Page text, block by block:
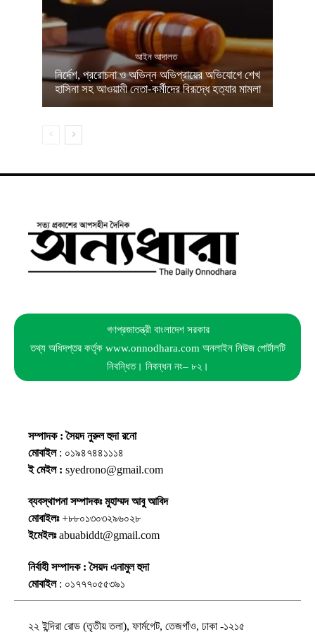
আইন আদালত
নির্দেশ, প্ররোচনা ও অভিন্ন অভিপ্রায়ের অভিযোগে শেখ
হাসিনা সহ আওয়ামী নেতা-কর্মীদের বিরূদ্ধে হত্যার মামলা
গণপ্রজাতন্ত্রী বাংলাদেশ সরকার
তথ্য অধিদপ্তর কর্তৃক www.onnodhara.com অনলাইন নিউজ পোর্টালটি
নিবন্ধিত। নিবন্ধন নং– ৮২।
সম্পাদক : সৈয়দ নুরুল হুদা রনো
মোবাইল: ০১৯৪৭৪৪১১১৪
ই মেইল : syedrono@gmail.com
ব্যবস্থাপনা সম্পাদকঃ মুহাম্মদ আবু আবিদ
মোবাইলঃ+৮৮০১৩০৩২৯৬০২৮
ইমেইলঃabuabiddt@gmail.com
নির্বাহী সম্পাদক : সৈয়দ এনামুল হুদা
মোবাইল: ০১৭৭৭০৫৫৩৯১
২২ ইন্দিরা রোড (তৃতীয় তলা), ফার্মগেট, তেজগাঁও, ঢাকা -১২১৫